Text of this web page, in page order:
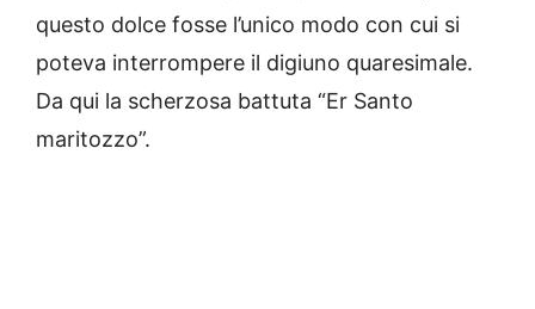
questo dolce fosse l’unico modo con cui si
poteva interrompere il digiuno quaresimale.
Da qui la scherzosa battuta “Er Santo
maritozzo”.